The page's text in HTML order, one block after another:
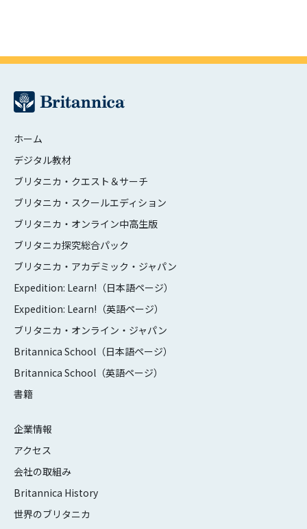
ホーム
デジタル教材
ブリタニカ・クエスト＆サーチ
ブリタニカ・スクールエディション
ブリタニカ・オンライン中高生版
ブリタニカ探究総合パック
ブリタニカ・アカデミック・ジャパン
Expedition: Learn!（日本語ページ）
Expedition: Learn!（英語ページ）
ブリタニカ・オンライン・ジャパン
Britannica School（日本語ページ）
Britannica School（英語ページ）
書籍
企業情報
アクセス
会社の取組み
Britannica History
世界のブリタニカ